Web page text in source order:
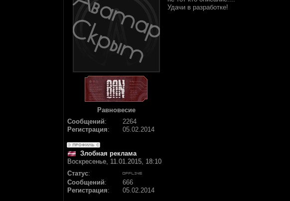
Равновесие
Сообщений:
2264
Регистрация: 05.02.2014
Удачи в разработке!
Злобная реклама
Воскресенье, 11.01.2015, 18:10
Статус:
Сообщений:
666
Регистрация: 05.02.2014